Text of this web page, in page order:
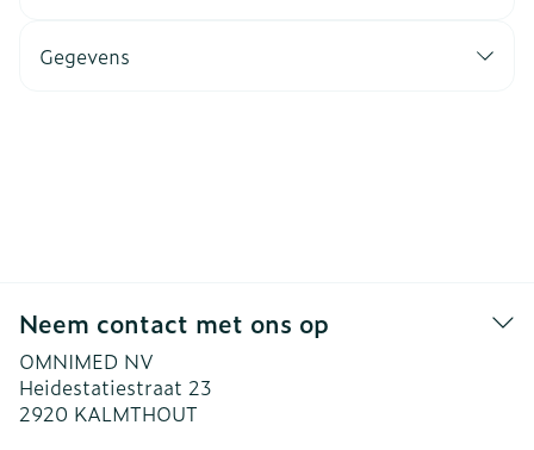
Gegevens
Neem contact met ons op
OMNIMED NV
Heidestatiestraat 23
2920 KALMTHOUT